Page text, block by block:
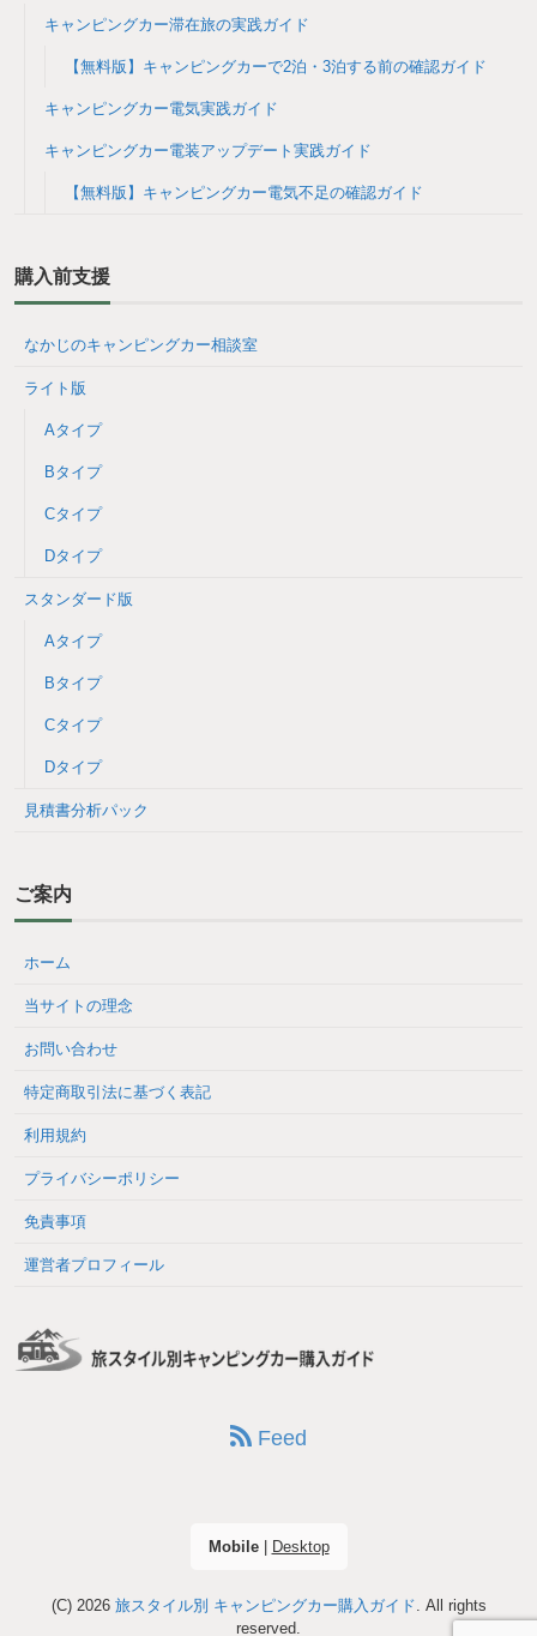
キャンピングカー滞在旅の実践ガイド
【無料版】キャンピングカーで2泊・3泊する前の確認ガイド
キャンピングカー電気実践ガイド
キャンピングカー電装アップデート実践ガイド
【無料版】キャンピングカー電気不足の確認ガイド
購入前支援
なかじのキャンピングカー相談室
ライト版
Aタイプ
Bタイプ
Cタイプ
Dタイプ
スタンダード版
Aタイプ
Bタイプ
Cタイプ
Dタイプ
見積書分析パック
ご案内
ホーム
当サイトの理念
お問い合わせ
特定商取引法に基づく表記
利用規約
プライバシーポリシー
免責事項
運営者プロフィール
Feed
Mobile| Desktop
(C) 2026 旅スタイル別 キャンピングカー購入ガイド. All rights
reserved.